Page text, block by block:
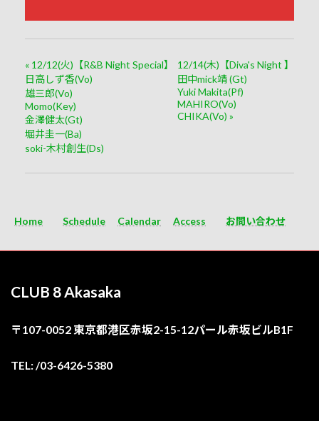
« 12/12(火)【R&B Night Special】
日高しず香(Vo)
雄三郎(Vo)
Momo(Key)
金澤健太(Gt)
堀井圭一(Ba)
soki-木村創生(Ds)
12/14(木)【Diva's Night 】
田中mick靖 (Gt)
Yuki Makita(Pf)
MAHIRO(Vo)
CHIKA(Vo) »
Home Schedule Calendar Access お問い合わせ
CLUB 8 Akasaka
〒107-0052 東京都港区赤坂2-15-12パール赤坂ビルB1F
TEL: /03-6426-5380